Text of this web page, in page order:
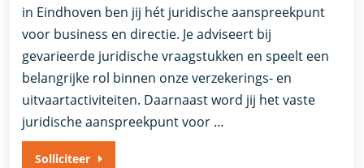
in Eindhoven ben jij hét juridische aanspreekpunt
voor business en directie. Je adviseert bij
gevarieerde juridische vraagstukken en speelt een
belangrijke rol binnen onze verzekerings- en
uitvaartactiviteiten. Daarnaast word jij het vaste
juridische aanspreekpunt voor …
Solliciteer